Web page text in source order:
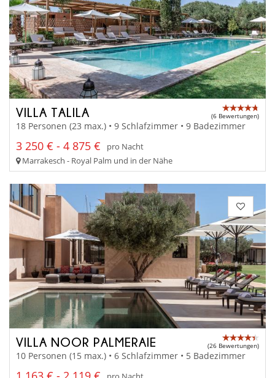
VILLA TALILA (6 Bewertungen)
18 Personen (23 max.) • 9 Schlafzimmer • 9 Badezimmer
3 250 € - 4 875 €
pro Nacht
Marrakesch - Royal Palm und in der Nähe
VILLA NOOR PALMERAIE (26 Bewertungen)
10 Personen (15 max.) • 6 Schlafzimmer • 5 Badezimmer